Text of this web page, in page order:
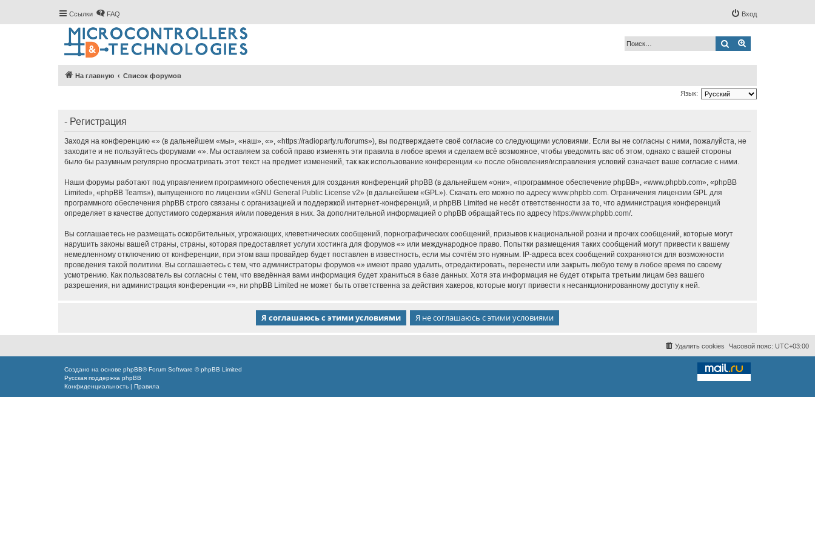
Ссылки FAQ Вход
Поиск
На главную Список форумов
Язык:
- Регистрация
Заходя на конференцию «» (в дальнейшем «мы», «наш», «», «https://radioparty.ru/forums»), вы подтверждаете своё согласие со следующими условиями. Если вы не согласны с ними, пожалуйста, не
заходите и не пользуйтесь форумами «». Мы оставляем за собой право изменять эти правила в любое время и сделаем всё возможное, чтобы уведомить вас об этом, однако с вашей стороны
было бы разумным регулярно просматривать этот текст на предмет изменений, так как использование конференции «» после обновления/исправления условий означает ваше согласие с ними.
Наши форумы работают под управлением программного обеспечения для создания конференций phpBB (в дальнейшем «они», «программное обеспечение phpBB», «www.phpbb.com», «phpBB
Limited», «phpBB Teams»), выпущенного по лицензии «GNU General Public License v2» (в дальнейшем «GPL»). Скачать его можно по адресу www.phpbb.com . Ограничения лицензии GPL для
программного обеспечения phpBB строго связаны с организацией и поддержкой интернет-конференций, и phpBB Limited не несёт ответственности за то, что администрация конференций
определяет в качестве допустимого содержания и/или поведения в них. За дополнительной информацией о phpBB обращайтесь по адресу https://www.phpbb.com/.
Вы соглашаетесь не размещать оскорбительных, угрожающих, клеветнических сообщений, порнографических сообщений, призывов к национальной розни и прочих сообщений, которые могут
нарушить законы вашей страны, страны, которая предоставляет услуги хостинга для форумов «» или международное право. Попытки размещения таких сообщений могут привести к вашему
немедленному отключению от конференции, при этом ваш провайдер будет поставлен в известность, если мы сочтём это нужным. IP-адреса всех сообщений сохраняются для возможности
проведения такой политики. Вы соглашаетесь с тем, что администраторы форумов «» имеют право удалить, отредактировать, перенести или закрыть любую тему в любое время по своему
усмотрению. Как пользователь вы согласны с тем, что введённая вами информация будет храниться в базе данных. Хотя эта информация не будет открыта третьим лицам без вашего
разрешения, ни администрация конференции «», ни phpBB Limited не может быть ответственна за действия хакеров, которые могут привести к несанкционированному доступу к ней.
Часовой пояс: UTC+03:00
Удалить cookies
Создано на основе phpBB® Forum Software © phpBB Limited
Русская поддержка phpBB
Конфиденциальность | Правила